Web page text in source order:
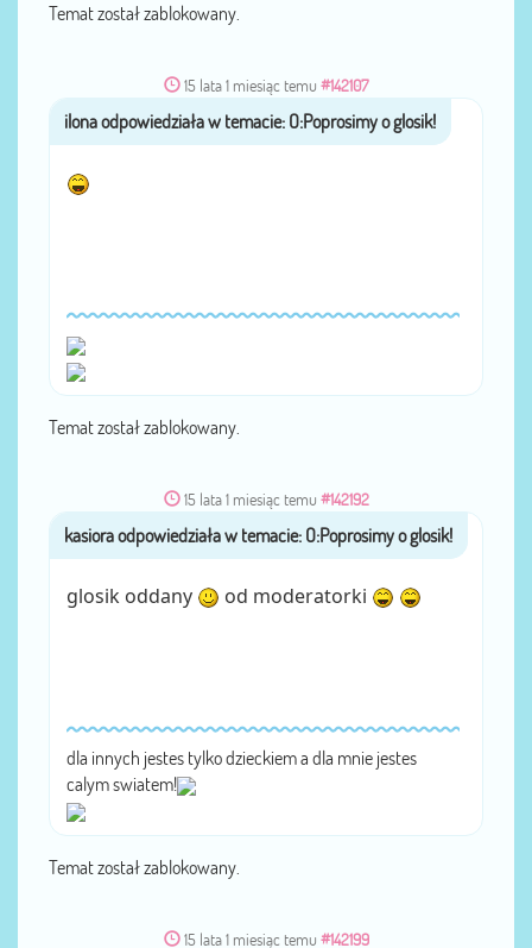
Temat został zablokowany.
15 lata 1 miesiąc temu #142107
Temat został zablokowany.
15 lata 1 miesiąc temu #142192
glosik oddany od moderatorki
dla innych jestes tylko dzieckiem a dla mnie jestes
calym swiatem!
Temat został zablokowany.
15 lata 1 miesiąc temu #142199